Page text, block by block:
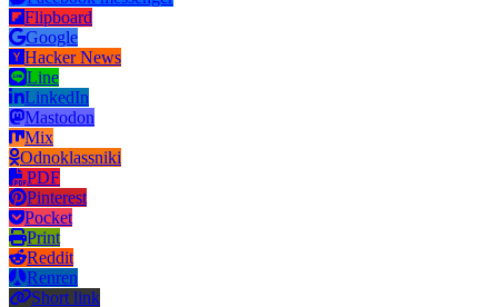
Flipboard
Google
Hacker News
Line
LinkedIn
Mastodon
Mix
Odnoklassniki
PDF
Pinterest
Pocket
Print
Reddit
Renren
Short link